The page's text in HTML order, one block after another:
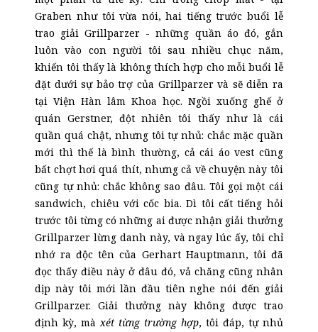
Graben như tôi vừa nói, hai tiếng trước buổi lễ
trao giải Grillparzer - những quần áo đó, gắn
luôn vào con người tôi sau nhiều chục năm,
khiến tôi thấy là không thích hợp cho mỗi buổi lễ
đặt dưới sự bảo trợ của Grillparzer và sẽ diễn ra
tại Viện Hàn lâm Khoa học. Ngồi xuống ghế ở
quán Gerstner, đột nhiên tôi thấy như là cái
quần quá chật, nhưng tôi tự nhủ: chắc mặc quần
mới thì thế là bình thường, cả cái áo vest cũng
bất chợt hơi quá thít, nhưng cả về chuyện này tôi
cũng tự nhủ: chắc không sao đâu. Tôi gọi một cái
sandwich, chiêu với cốc bia. Dì tôi cất tiếng hỏi
trước tôi từng có những ai được nhận giải thưởng
Grillparzer lừng danh này, và ngay lúc ấy, tôi chỉ
nhớ ra độc tên của Gerhart Hauptmann, tôi đã
đọc thấy điều này ở đâu đó, vả chăng cũng nhân
dịp này tôi mới lần đầu tiên nghe nói đến giải
Grillparzer. Giải thưởng này không được trao
định kỳ, màxét từng trường hợp, tôi đáp, tự nhủ